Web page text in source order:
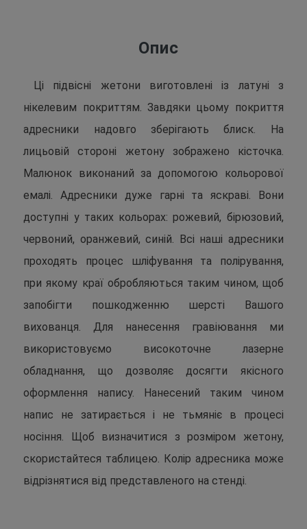
Опис
Ці підвісні жетони виготовлені із латуні з
нікелевим покриттям. Завдяки цьому покриття
адресники надовго зберігають блиск. На
лицьовій стороні жетону зображено кісточка.
Малюнок виконаний за допомогою кольорової
емалі. Адресники дуже гарні та яскраві. Вони
доступні у таких кольорах: рожевий, бірюзовий,
червоний, оранжевий, синій. Всі наші адресники
проходять процес шліфування та полірування,
при якому краї обробляються таким чином, щоб
запобігти пошкодженню шерсті Вашого
вихованця. Для нанесення гравіювання ми
використовуємо високоточне лазерне
обладнання, що дозволяє досягти якісного
оформлення напису. Нанесений таким чином
напис не затирається і не тьмяніє в процесі
носіння. Щоб визначитися з розміром жетону,
скористайтеся таблицею. Колір адресника може
відрізнятися від представленого на стенді.